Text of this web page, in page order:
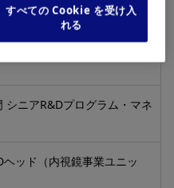
ネージャー兼プリンシパル・
シニアR&Dプログラム・マネ
ッド（内視鏡事業ユニッ
すべての Cookie を受け入
れる